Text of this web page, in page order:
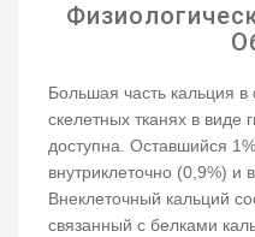
Большая часть кальция
скелетных тканях в виде
доступна. Оставшийся
внутриклеточно (0,9%) и
Внеклеточный кальций
связанный с белками